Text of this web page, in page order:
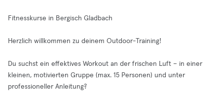
Fitnesskurse in Bergisch Gladbach
Herzlich willkommen zu deinem Outdoor-Training!
Du suchst ein effektives Workout an der frischen Luft – in einer
kleinen, motivierten Gruppe (max. 15 Personen) und unter
professioneller Anleitung?